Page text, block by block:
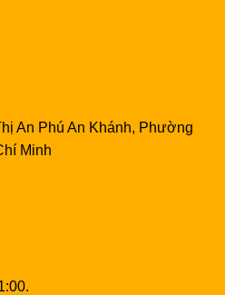
An Phú An Khánh, Phường
Minh